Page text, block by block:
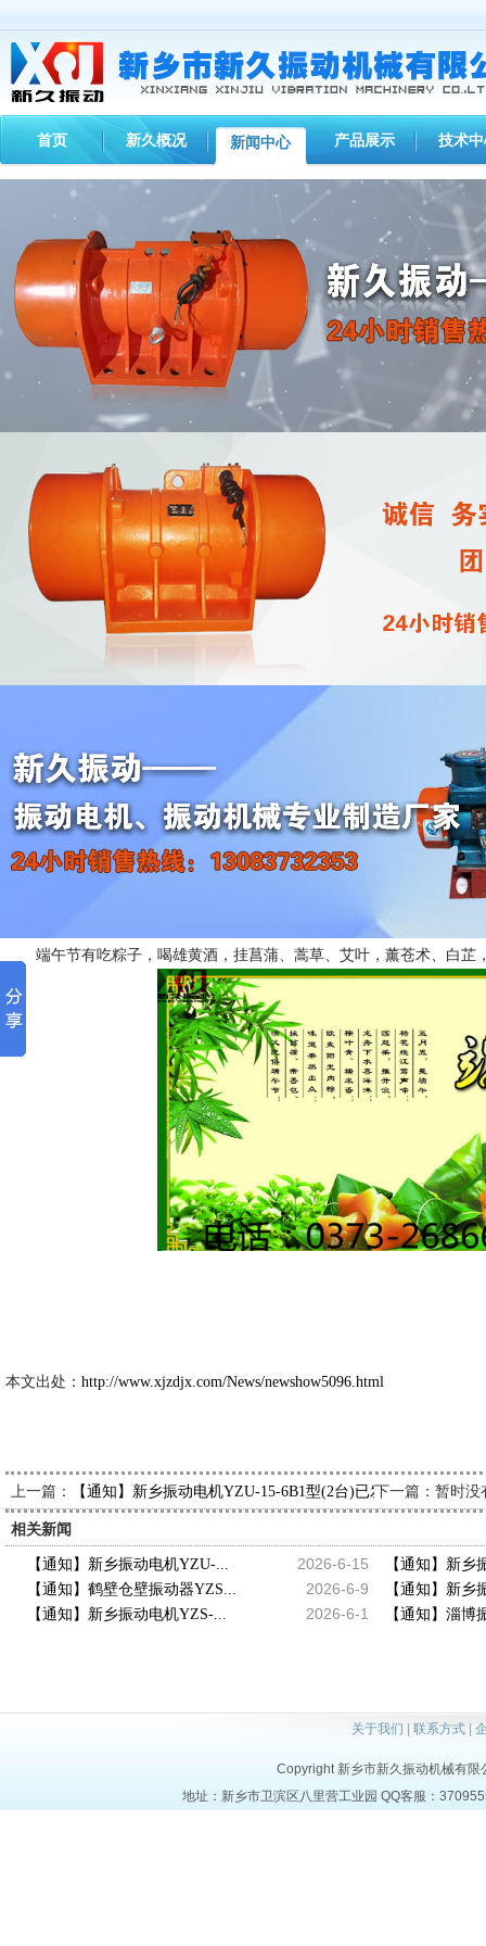
首页 新久概况 新闻中心 产品展示 技术
您现在的位置： >新闻中心>新久动态
二零二六年端午节放假
作者： xjzdjx 发表于： 点击
端午节来了，新乡市新久振动机械有限公司全体员工送您及家人一份
“粽”是喜悦，“粽”是好运，“粽”是成功，“粽”是幸福，“粽”是美好。
端午节期间，新久公司放假3天，时间：6月19日-6月21日，放假期
我们特别安排了值班，大家如有问题请拨打客服电话：0373-2686661
备注：端午节（Dragon Boat Festival）为每年农历五月初五，又称端
国国家法定节假日之一，已并被列入世界非物质文化遗产名录。
端午节与春节、清明节、中秋节并称为中国汉族的四大传统节日。
日活动。自2008年起，端午节被列为国家法定节假日。2006年5月，
产名录；2009年9月，联合国教科文组织正式审议并批准中国端午节列
端午节有吃粽子，喝雄黄酒，挂菖蒲、蒿草、艾叶，薰苍术、白芷
本文出处： http://www.xjzdjx.com/News/newshow5096.html
上一篇： 【通知】新乡振动电机YZU-15-6B1型(2台)已发出，请魏经理
下一篇：暂时没
相关新闻
2026-6-15
【通知】新乡振动电机YZU-... 【通知】新乡
2026-6-9
【通知】鹤壁仓壁振动器YZS... 【通知】新乡
2026-6-1
【通知】新乡振动电机YZS-... 【通知】淄博
关于我们 | 联系方式|
Copyright 新乡市新久振动机械有
地址：新乡市卫滨区八里营工业园 QQ客服：